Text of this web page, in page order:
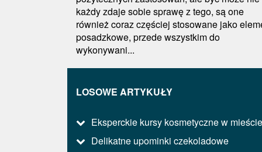
każdy zdaje sobie sprawę z tego, są one
również coraz częściej stosowane jako
posadzkowe, przede wszystkim do
wykonywani...
LOSOWE ARTYKUŁY
Eksperckie kursy kosmetyczne w mieście
Delikatne upominki czekoladowe